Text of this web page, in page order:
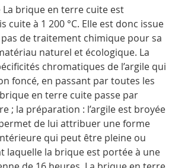
brique en terre cuite est
cuite à 1 200 °C. Elle est donc issue
de traitement chimique pour sa
naturel et écologique. La
chromatiques de l’argile qui
foncé, en passant par toutes les
en terre cuite passe par
; la préparation : l’argile est broyée
de lui attribuer une forme
qui peut être pleine ou
laquelle la brique est portée à une